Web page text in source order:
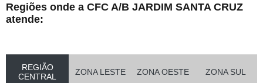
Regiões onde a CFC A/B JARDIM SANTA CRUZ
atende:
REGIÃO
CENTRAL
ZONA LESTE ZONA OESTE ZONA SUL